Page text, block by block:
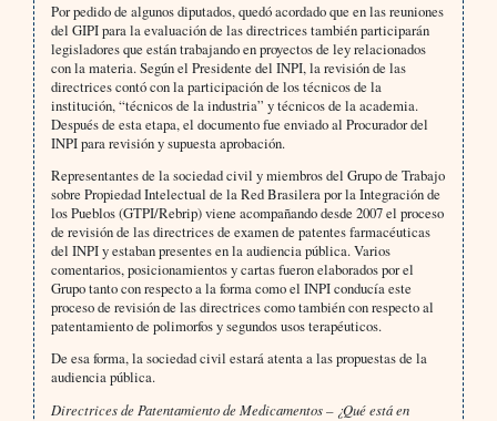
Por pedido de algunos diputados, quedó acordado que en las reuniones
del GIPI para la evaluación de las directrices también participarán
legisladores que están trabajando en proyectos de ley relacionados
con la materia. Según el Presidente del INPI, la revisión de las
directrices contó con la participación de los técnicos de la
institución, “técnicos de la industria” y técnicos de la academia.
Después de esta etapa, el documento fue enviado al Procurador del
INPI para revisión y supuesta aprobación.
Representantes de la sociedad civil y miembros del Grupo de Trabajo
sobre Propiedad Intelectual de la Red Brasilera por la Integración de
los Pueblos (GTPI/Rebrip) viene acompañando desde 2007 el proceso
de revisión de las directrices de examen de patentes farmacéuticas
del INPI y estaban presentes en la audiencia pública. Varios
comentarios, posicionamientos y cartas fueron elaborados por el
Grupo tanto con respecto a la forma como el INPI conducía este
proceso de revisión de las directrices como también con respecto al
patentamiento de polimorfos y segundos usos terapéuticos.
De esa forma, la sociedad civil estará atenta a las propuestas de la
audiencia pública.
Directrices de Patentamiento de Medicamentos – ¿Qué está en